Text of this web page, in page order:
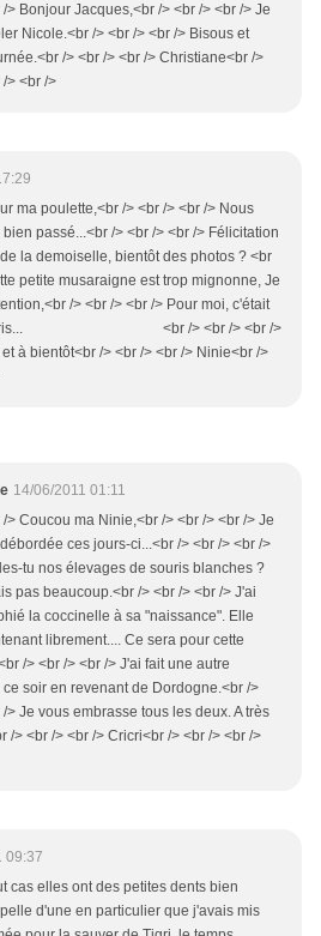
/> Bonjour Jacques,<br /> <br /> <br /> Je
Nicole.<br /> <br /> <br /> Bisous et
/> <br /> <br /> Christiane<br />
> <br />
ma poulette,<br /> <br /> <br /> Nous
passé...<br /> <br /> <br /> Félicitation
la demoiselle, bientôt des photos ? <br
petite musaraigne est trop mignonne, Je
/> <br /> <br /> Pour moi, c'était
souris... <br /> <br /> <br />
à bientôt<br /> <br /> <br /> Ninie<br />
14/06/2011 01:11
/> Coucou ma Ninie,<br /> <br /> <br /> Je
ces jours-ci...<br /> <br /> <br />
tu nos élevages de souris blanches ?
pas beaucoup.<br /> <br /> <br /> J'ai
la coccinelle à sa "naissance". Elle
librement.... Ce sera pour cette
/> <br /> <br /> J'ai fait une autre
soir en revenant de Dordogne.<br />
/> Je vous embrasse tous les deux. A très
/> <br /> <br /> Cricri<br /> <br /> <br />
09:37
cas elles ont des petites dents bien
d'une en particulier que j'avais mis